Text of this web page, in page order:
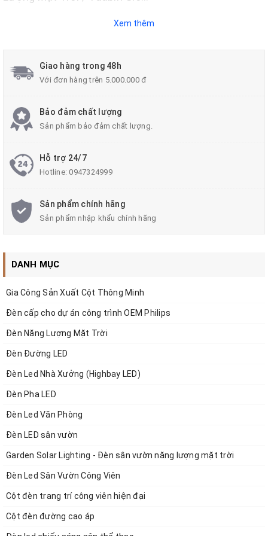
thọ 5 năm. Nó bền hơn và có tuổi thọ cao hơn so với
pin axit chì truyền thống.
Điện áp: 12,8 Volt
Công suất: 10AH 15AH 21AH 30AH 42AH 45AH
Xem thêm
Giao hàng trong 48h
Với đơn hàng trên 5.000.000 đ
Bảo đảm chất lượng
Sản phẩm bảo đảm chất lượng.
Hỗ trợ 24/7
Hotline:0947324999
Sản phẩm chính hãng
Sản phẩm nhập khẩu chính hãng
DANH MỤC
Gia Công Sản Xuất Cột Thông Minh
Đèn cấp cho dự án công trình OEM Philips
Đèn Năng Lượng Mặt Trời
Đèn Đường LED
Đèn Led Nhà Xưởng (Highbay LED)
Đèn Pha LED
Đèn Led Văn Phòng
Đèn LED sân vườn
Garden Solar Lighting - Đèn sân vườn năng lượng mặt trời
Đèn Led Sân Vườn Công Viên
Cột đèn trang trí công viên hiện đại
Cột đèn đường cao áp